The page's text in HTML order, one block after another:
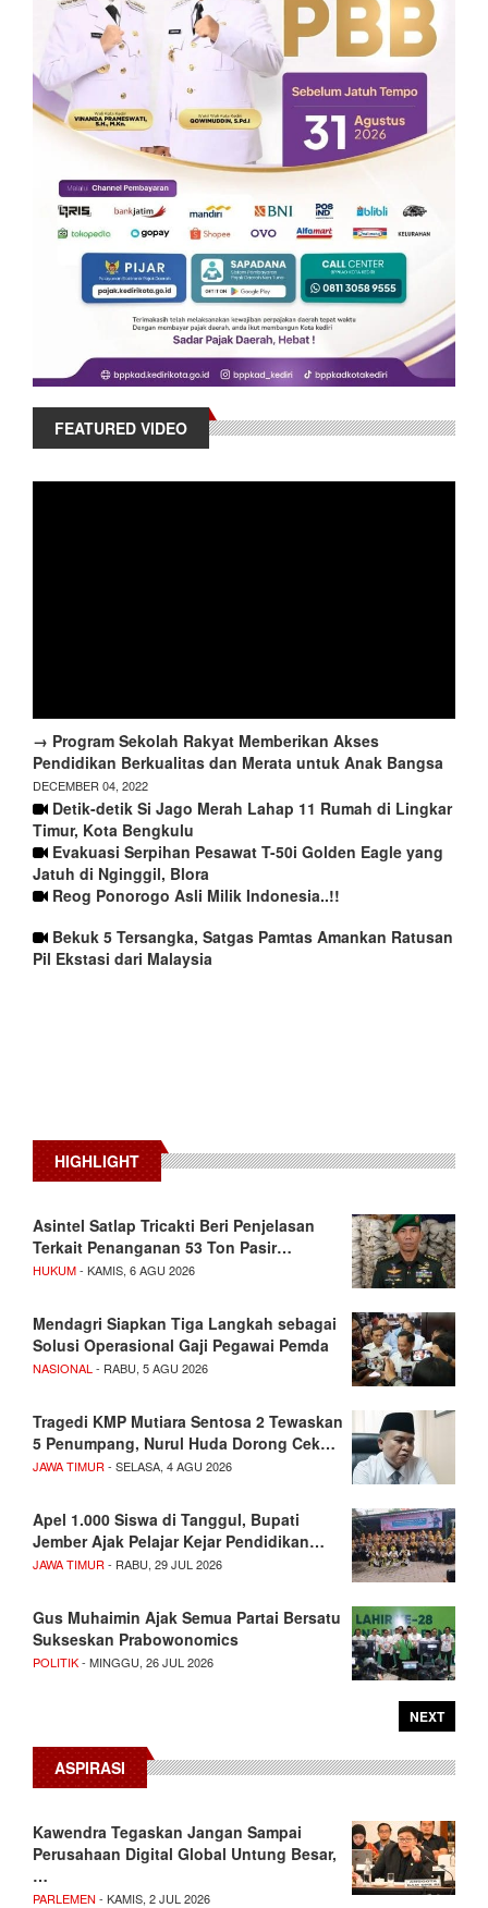
FEATURED VIDEO
→ Program Sekolah Rakyat Memberikan Akses
Pendidikan Berkualitas dan Merata untuk Anak Bangsa
DECEMBER 04, 2022
Detik-detik Si Jago Merah Lahap 11 Rumah di Lingkar
Timur, Kota Bengkulu
Evakuasi Serpihan Pesawat T-50i Golden Eagle yang
Jatuh di Nginggil, Blora
Reog Ponorogo Asli Milik Indonesia..!!
Bekuk 5 Tersangka, Satgas Pamtas Amankan Ratusan
Pil Ekstasi dari Malaysia
HIGHLIGHT
Asintel Satlap Tricakti Beri Penjelasan
Terkait Penanganan 53 Ton Pasir…
HUKUM- KAMIS, 6 AGU 2026
Mendagri Siapkan Tiga Langkah sebagai
Solusi Operasional Gaji Pegawai Pemda
NASIONAL - RABU, 5 AGU 2026
Tragedi KMP Mutiara Sentosa 2 Tewaskan
5 Penumpang, Nurul Huda Dorong Cek…
JAWA TIMUR - SELASA, 4 AGU 2026
Apel 1.000 Siswa di Tanggul, Bupati
Jember Ajak Pelajar Kejar Pendidikan…
JAWA TIMUR - RABU, 29 JUL 2026
Gus Muhaimin Ajak Semua Partai Bersatu
Sukseskan Prabowonomics
POLITIK- MINGGU, 26 JUL 2026
NEXT
ASPIRASI
Kawendra Tegaskan Jangan Sampai
Perusahaan Digital Global Untung Besar,
…
PARLEMEN - KAMIS, 2 JUL 2026